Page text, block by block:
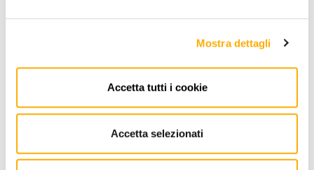
Mostra dettagli
Accetta tutti i cookie
Accetta selezionati
YOU MAY ALSO LIKE